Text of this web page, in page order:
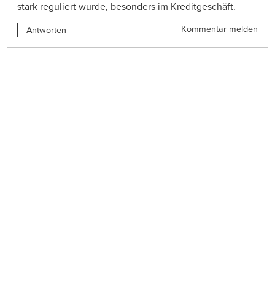
stark reguliert wurde, besonders im Kreditgeschäft.
Antworten Kommentar melden